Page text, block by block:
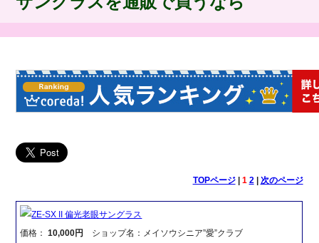
TOPページ| 1 2| 次のページ
ZE-SX II 偏光老眼サングラス
価格：10,000円
ショップ名：メイソウシニア”愛”クラブ